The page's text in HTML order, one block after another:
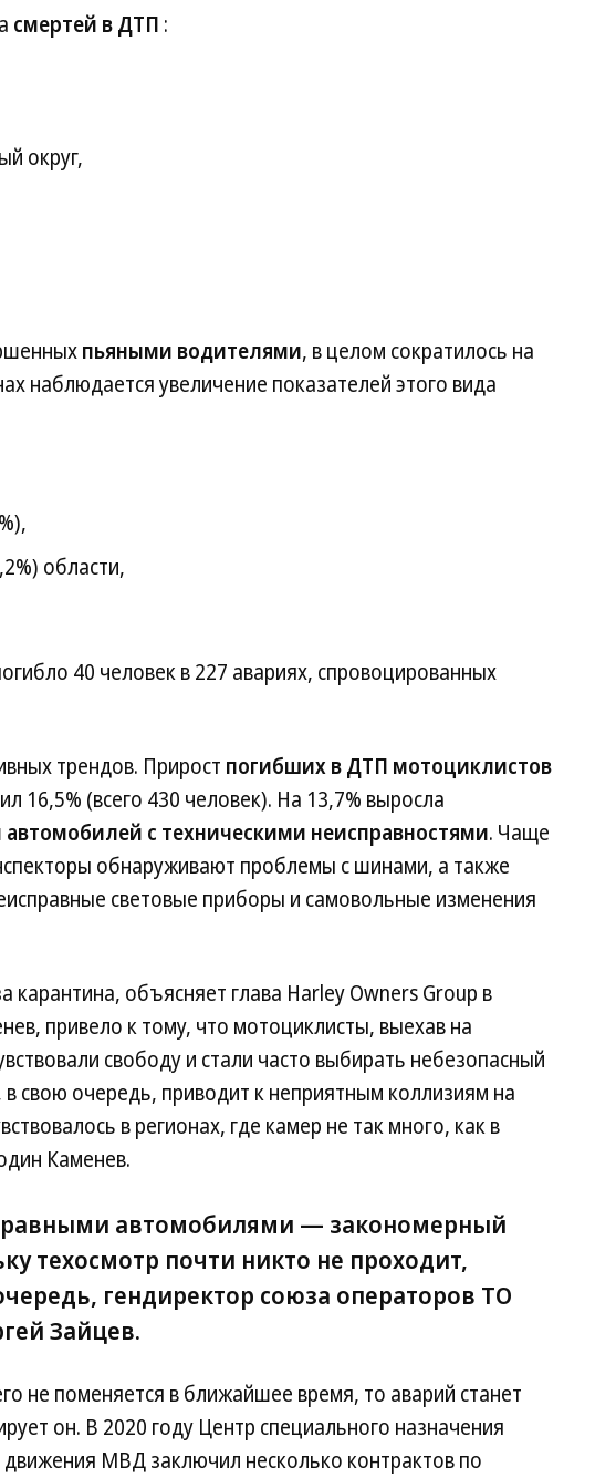
смертей в ДТП :
округ,
пьяными водителями, в целом сократилось на
наблюдается увеличение показателей этого вида
области,
40 человек в 227 авариях, спровоцированных
трендов. Прирост погибших в ДТП мотоциклистов
16,5% (всего 430 человек). На 13,7% выросла
автомобилей с техническими неисправностями. Чаще
обнаруживают проблемы с шинами, а также
световые приборы и самовольные изменения
карантина, объясняет глава Harley Owners Group в
привело к тому, что мотоциклисты, выехав на
свободу и стали часто выбирать небезопасный
свою очередь, приводит к неприятным коллизиям на
в регионах, где камер не так много, как в
Каменев.
автомобилями — закономерный
техосмотр почти никто не проходит,
гендиректор союза операторов ТО
Зайцев.
не поменяется в ближайшее время, то аварий станет
он. В 2020 году Центр специального назначения
МВД заключил несколько контрактов по